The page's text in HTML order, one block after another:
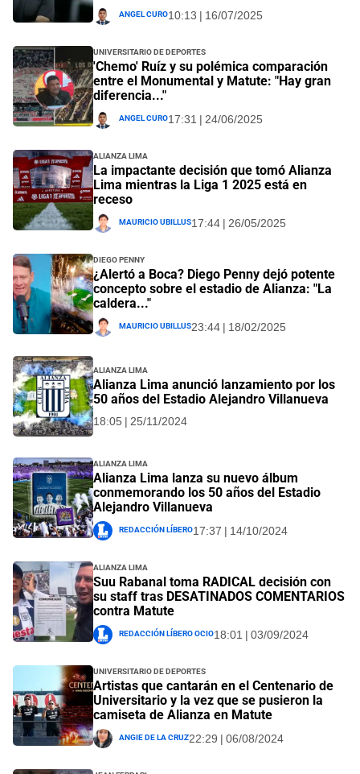
Angel Curo10:13 | 16/07/2025
Universitario de Deportes
'Chemo' Ruíz y su polémica comparación
entre el Monumental y Matute: "Hay gran
diferencia..."
Angel Curo17:31 | 24/06/2025
Alianza Lima
La impactante decisión que tomó Alianza
Lima mientras la Liga 1 2025 está en
receso
Mauricio Ubillus17:44 | 26/05/2025
Diego Penny
¿Alertó a Boca? Diego Penny dejó potente
concepto sobre el estadio de Alianza: "La
caldera..."
Mauricio Ubillus23:44 | 18/02/2025
Alianza Lima
Alianza Lima anunció lanzamiento por los
50 años del Estadio Alejandro Villanueva
18:05 | 25/11/2024
Alianza Lima
Alianza Lima lanza su nuevo álbum
conmemorando los 50 años del Estadio
Alejandro Villanueva
Redacción Líbero17:37 | 14/10/2024
Alianza Lima
Suu Rabanal toma RADICAL decisión con
su staff tras DESATINADOS COMENTARIOS
contra Matute
Redacción Líbero Ocio18:01 | 03/09/2024
Universitario de Deportes
Artistas que cantarán en el Centenario de
Universitario y la vez que se pusieron la
camiseta de Alianza en Matute
Angie De La Cruz22:29 | 06/08/2024